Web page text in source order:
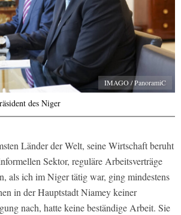
IMAGO / PanoramiC
des Niger
Länder der Welt, seine Wirtschaft beruht
Sektor, reguläre Arbeitsverträge
als ich im Niger tätig war, ging mindestens
in der Hauptstadt Niamey keiner
nach, hatte keine beständige Arbeit. Sie